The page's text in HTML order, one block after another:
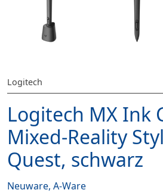
Logitech
Logitech MX Ink
Mixed-Reality
Quest, schwarz
Neuware, A-Ware